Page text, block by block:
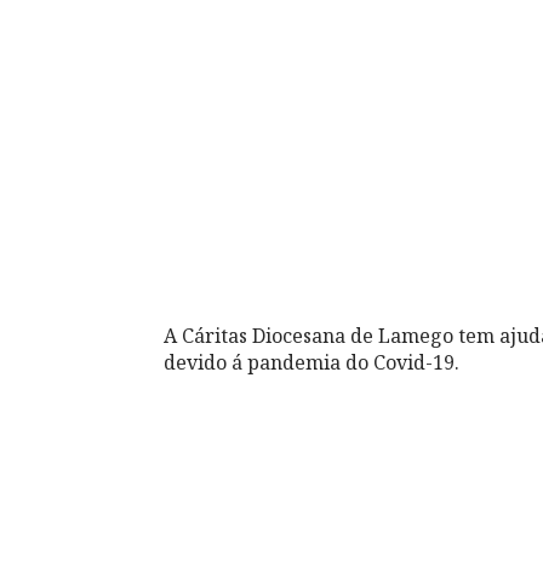
A Cáritas Diocesana de Lamego tem
devido á pandemia do Covid-19.